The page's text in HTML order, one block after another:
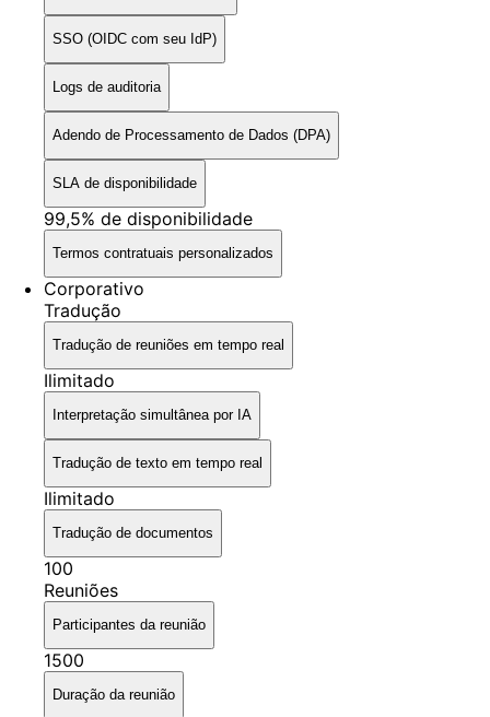
SSO (OIDC com seu IdP)
Logs de auditoria
Adendo de Processamento de Dados (DPA)
SLA de disponibilidade
99,5% de disponibilidade
Termos contratuais personalizados
Corporativo
Tradução
Tradução de reuniões em tempo real
Ilimitado
Interpretação simultânea por IA
Tradução de texto em tempo real
Ilimitado
Tradução de documentos
100
Reuniões
Participantes da reunião
1500
Duração da reunião